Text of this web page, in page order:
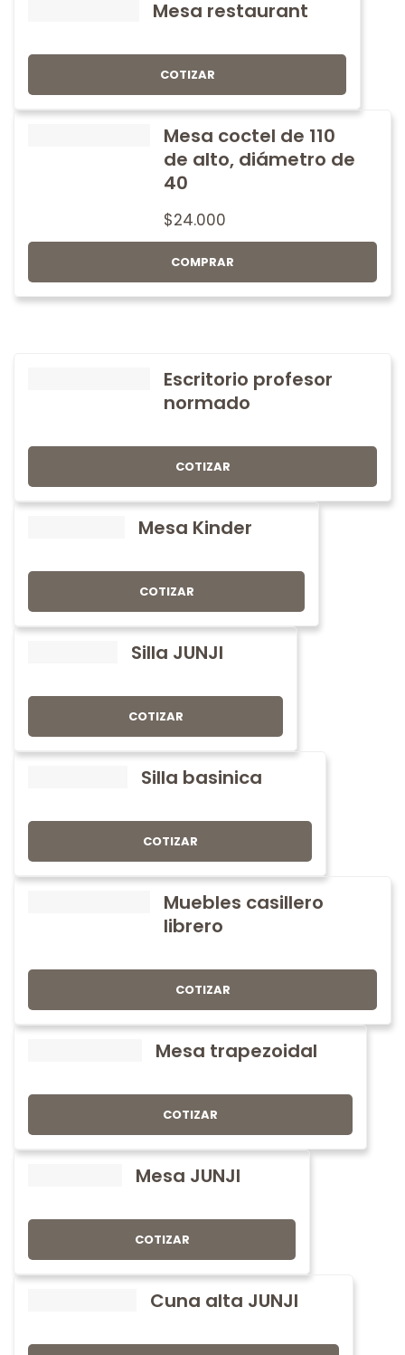
Mesa restaurant
COTIZAR
Mesa coctel de 110
de alto, diámetro de
40
$24.000
COMPRAR
Escritorio profesor
normado
COTIZAR
Mesa Kinder
COTIZAR
Silla JUNJI
COTIZAR
Silla basinica
COTIZAR
Muebles casillero
librero
COTIZAR
Mesa trapezoidal
COTIZAR
Mesa JUNJI
COTIZAR
Cuna alta JUNJI